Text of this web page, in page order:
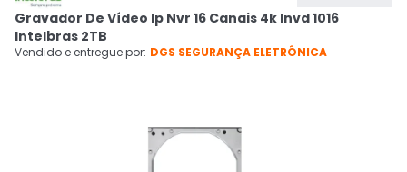
Cupons
CADASTRE-SE
Gravador De Vídeo Ip Nvr 16 Canais 4k Invd 1016
Intelbras 2TB
Vendido e entregue por: DGS SEGURANÇA ELETRÔNICA